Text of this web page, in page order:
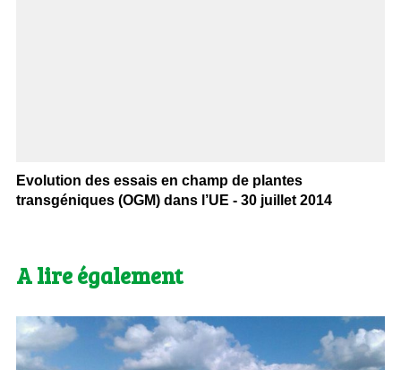
Evolution des essais en champ de plantes
transgéniques (OGM) dans l’UE - 30 juillet 2014
A lire également